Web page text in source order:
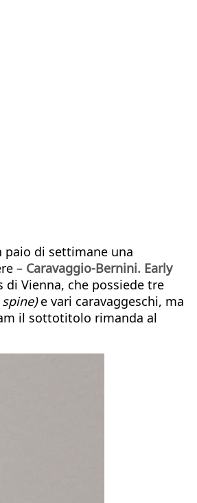
paio di settimane una
– Caravaggio-Bernini. Early
di Vienna, che possiede tre
e vari caravaggeschi, ma
il sottotitolo rimanda al